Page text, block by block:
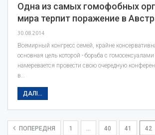
Одна из самых гомофобных
мира терпит поражение в
30.08.2014
Всемирный конгресс семей, крайне
основная цель которой - борьба с
намеревается провести свою очередную
в…
ДАЛІ...
ПОПЕРЕДНЯ 1 40 41 42